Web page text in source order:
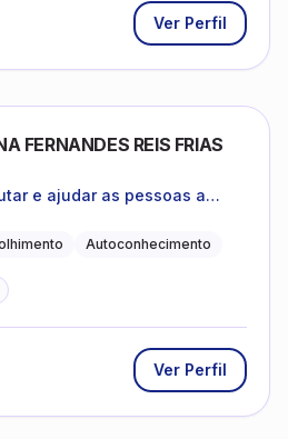
Ver Perfil
FERNANDES REIS FRIAS
e ajudar as pessoas a
Autoconhecimento
Ver Perfil